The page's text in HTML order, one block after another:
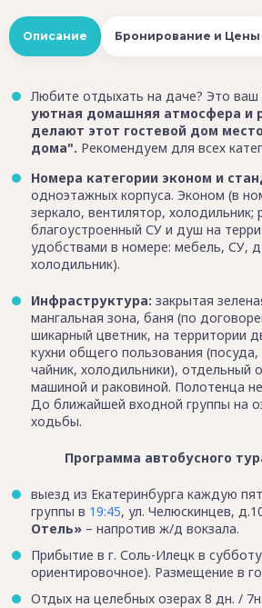
Описание Бронирование и Цены
Любите отдыхать на даче? Это ваш
уютная домашняя атмосфера и
делают этот гостевой дом
дома". Рекомендуем для всех
Номера категории эконом и
одноэтажных корпуса. Эконом (в
зеркало, вентилятор, холодильник;
благоустроенный СУ и душ на
удобствами в номере: мебель, СУ,
холодильник).
Инфраструктура: закрытая
мангальная зона, баня (по
шикарный цветник, на территории
кухни общего пользования (посуда,
чайник, холодильники), отдельный
машиной и раковиной. Полотенца
До ближайшей входной группы на
ходьбы.
Программа автобусного
выезд из Екатеринбурга каждую
группы в 19:45, ул. Челюскинцев,
Отель» – напротив ж/д вокзала.
Прибытие в г. Соль-Илецк в
ориентировочное). Размещение в
Отдых на целебных озерах 8 дн. / 7н.